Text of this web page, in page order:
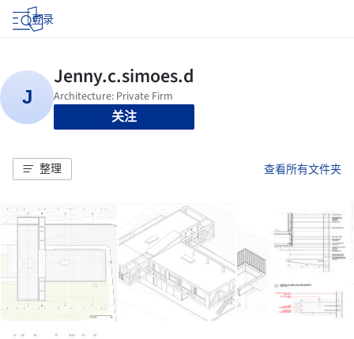
登录
关注
整理 查看所有文件夹